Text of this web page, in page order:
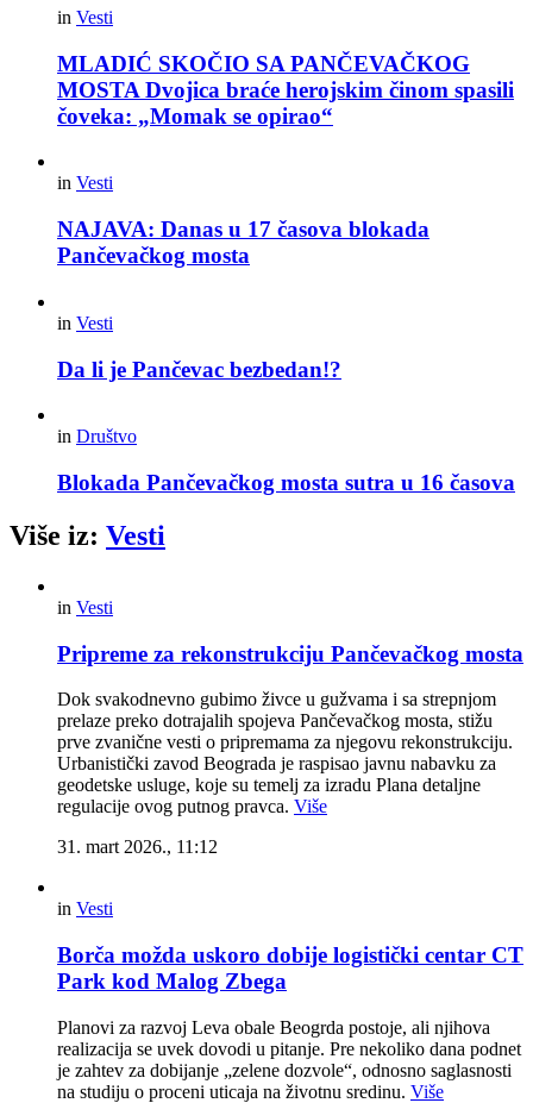
in Vesti
MLADIĆ SKOČIO SA PANČEVAČKOG
MOSTA Dvojica braće herojskim činom spasili
čoveka: „Momak se opirao“
in Vesti
NAJAVA: Danas u 17 časova blokada
Pančevačkog mosta
in Vesti
Da li je Pančevac bezbedan!?
in Društvo
Blokada Pančevačkog mosta sutra u 16 časova
Više iz: Vesti
in Vesti
Pripreme za rekonstrukciju Pančevačkog mosta
Dok svakodnevno gubimo živce u gužvama i sa strepnjom
prelaze preko dotrajalih spojeva Pančevačkog mosta, stižu
prve zvanične vesti o pripremama za njegovu rekonstrukciju.
Urbanistički zavod Beograda je raspisao javnu nabavku za
geodetske usluge, koje su temelj za izradu Plana detaljne
regulacije ovog putnog pravca. Više
31. mart 2026., 11:12
in Vesti
Borča možda uskoro dobije logistički centar CT
Park kod Malog Zbega
Planovi za razvoj Leva obale Beogrda postoje, ali njihova
realizacija se uvek dovodi u pitanje. Pre nekoliko dana podnet
je zahtev za dobijanje „zelene dozvole“, odnosno saglasnosti
na studiju o proceni uticaja na životnu sredinu. Više